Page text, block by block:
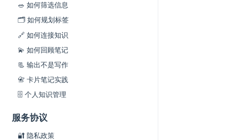
🥗 如何筛选信息
🗂 如何规划标签
🔗 如何连接知识
💫 如何回顾笔记
📃 输出不是写作
📇 卡片笔记实践
🗄 个人知识管理
服务协议
🔐 隐私政策